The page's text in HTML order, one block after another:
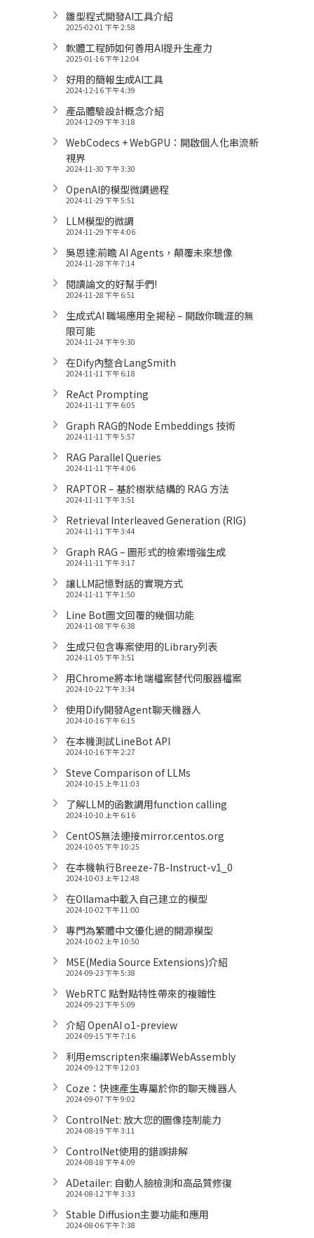
雛型程式開發AI工具介紹
2025-02-01 下午 2:58
軟體工程師如何善用AI提升生產力
2025-01-16 下午 12:04
好用的簡報生成AI工具
2024-12-16 下午 4:39
產品體驗設計概念介紹
2024-12-09 下午 3:18
WebCodecs + WebGPU：開啟個人化串流新
視界
2024-11-30 下午 3:30
OpenAI的模型微調過程
2024-11-29 下午 5:51
LLM模型的微調
2024-11-29 下午 4:06
吳恩達:前瞻 AI Agents，顛覆未來想像
2024-11-28 下午 7:14
閱讀論文的好幫手們!
2024-11-28 下午 6:51
生成式AI 職場應用全揭秘 – 開啟你職涯的無
限可能
2024-11-24 下午 9:30
在Dify內整合LangSmith
2024-11-11 下午 6:18
ReAct Prompting
2024-11-11 下午 6:05
Graph RAG的Node Embeddings 技術
2024-11-11 下午 5:57
RAG Parallel Queries
2024-11-11 下午 4:06
RAPTOR – 基於樹狀結構的 RAG 方法
2024-11-11 下午 3:51
Retrieval Interleaved Generation (RIG)
2024-11-11 下午 3:44
Graph RAG – 圖形式的檢索增強生成
2024-11-11 下午 3:17
讓LLM記憶對話的實現方式
2024-11-11 下午 1:50
Line Bot圖文回覆的幾個功能
2024-11-08 下午 6:38
生成只包含專案使用的Library列表
2024-11-05 下午 3:51
用Chrome將本地端檔案替代伺服器檔案
2024-10-22 下午 3:34
使用Dify開發Agent聊天機器人
2024-10-16 下午 6:15
在本機測試LineBot API
2024-10-16 下午 2:27
Steve Comparison of LLMs
2024-10-15 上午 11:03
了解LLM的函數調用function calling
2024-10-10 上午 6:16
CentOS無法連接mirror.centos.org
2024-10-05 下午 10:25
在本機執行Breeze-7B-Instruct-v1_0
2024-10-03 上午 12:48
在Ollama中載入自己建立的模型
2024-10-02 下午 11:00
專門為繁體中文優化過的開源模型
2024-10-02 上午 10:50
MSE(Media Source Extensions)介紹
2024-09-23 下午 5:38
WebRTC 點對點特性帶來的複雜性
2024-09-23 下午 5:09
介紹 OpenAI o1-preview
2024-09-15 下午 7:16
利用emscripten來編譯WebAssembly
2024-09-12 下午 12:03
Coze：快速產生專屬於你的聊天機器人
2024-09-07 下午 9:02
ControlNet: 放大您的圖像控制能力
2024-08-19 下午 3:11
ControlNet使用的錯誤排解
2024-08-18 下午 4:09
ADetailer: 自動人臉檢測和高品質修復
2024-08-12 下午 3:33
Stable Diffusion主要功能和應用
2024-08-06 下午 7:38